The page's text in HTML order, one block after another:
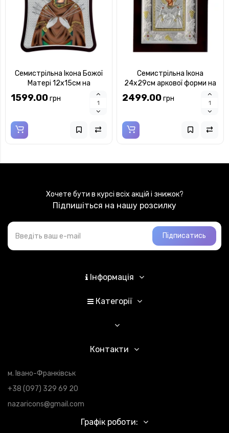
Семистрільна Ікона Божої
Матері 12x15см на
дерев'яному витягнутому
кіоті в різнобарвній емалі
1599.00грн
Семистрільна Ікона
24x29см аркової форми на
дереві
2499.00грн
Хочете бути в курсі всіх акцій і знижок?
Підпишіться на нашу розсилку
Підписатись
Інформація
Категорії
Контакти
м. Івано-Франківськ
+38 (097) 329 69 20
nazaricons@gmail.com
Графік роботи: